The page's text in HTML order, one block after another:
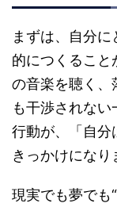
まずは、自分
的につくること
の音楽を聴く、
も干渉されな
行動が、「自分
きっかけになり
現実でも夢でも